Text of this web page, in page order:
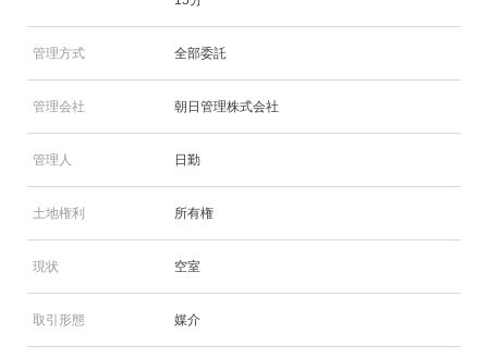
管理方式 全部委託
管理会社 朝日管理株式会社
管理人 日勤
土地権利 所有権
現状 空室
取引形態 媒介